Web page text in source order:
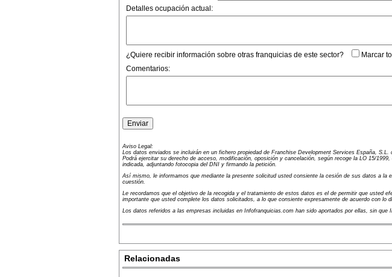
Detalles ocupación actual:
¿Quiere recibir información sobre otras franquicias de este sector?
Marcar
Comentarios:
Aviso Legal:
Los datos enviados se incluirán en un fichero propiedad de Franchise Development Services España,
Podrá ejercitar su derecho de acceso, modificación, oposición y cancelación, según recoge la LO 15/
indicada, adjuntando fotocopia del DNI y firmando la petición.
Así mismo, le informamos que mediante la presente solicitud usted consiente la cesión de sus datos a
cuestión.
Le recordamos que el objetivo de la recogida y el tratamiento de estos datos es el de permitir que usted
importante que usted complete los datos solicitados, a lo que consiente expresamente de acuerdo con
Los datos referidos a las empresas incluidas en Infofranquicias.com han sido aportados por ellas, sin
Relacionadas